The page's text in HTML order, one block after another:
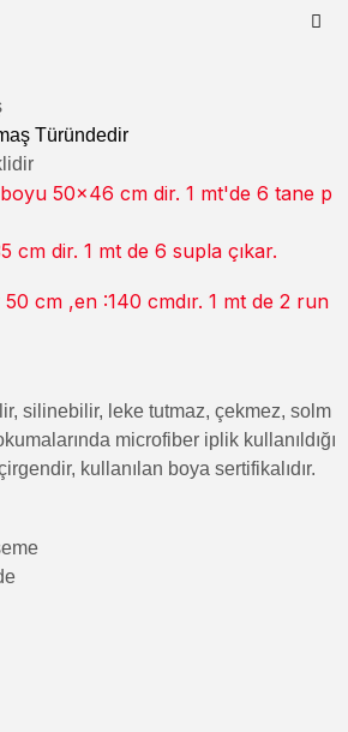
Türündedir
50x46 cm dir. 1 mt'de 6 tane p
cm dir. 1 mt de 6 supla çıkar.
cm ,en :140 cmdır. 1 mt de 2 run
silinebilir, leke tutmaz, çekmez, solm
microfiber iplik kullanıldığı
kullanılan boya sertifikalıdır.